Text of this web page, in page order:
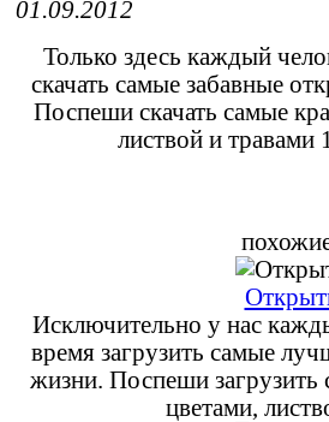
01.09.2012
Только здесь каждый
скачать самые забавные
Поспеши скачать самые
листвой и травами
Исключительно у нас
время загрузить самые
жизни. Поспеши загрузить
цветами,